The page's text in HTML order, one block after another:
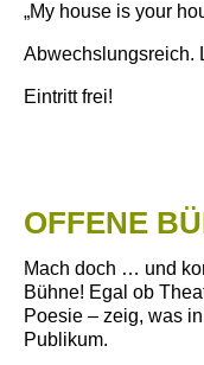
„My house is your
Abwechslungsreich.
Eintritt frei!
OFFENE
Mach doch … und
Bühne! Egal ob
Poesie – zeig, was
Publikum.